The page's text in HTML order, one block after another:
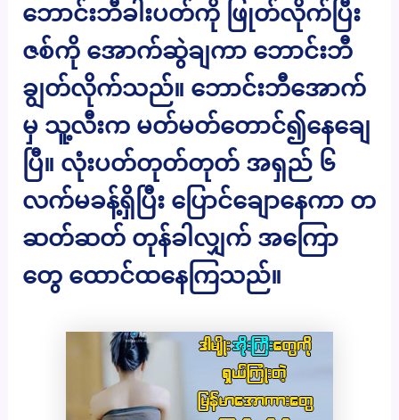
ဘောင်းဘီခါးပတ်ကို ဖြုတ်လိုက်ပြီး
ဇစ်ကို အောက်ဆွဲချကာ ဘောင်းဘီ
ချွတ်လိုက်သည်။ ဘောင်းဘီအောက်
မှ သူ့လီးက မတ်မတ်တောင်၍နေချေ
ပြီ။ လုံးပတ်တုတ်တုတ် အရှည် ၆
လက်မခန့်ရှိပြီး ပြောင်ချောနေကာ တ
ဆတ်ဆတ် တုန်ခါလျှက် အကြော
တွေ ထောင်ထနေကြသည်။